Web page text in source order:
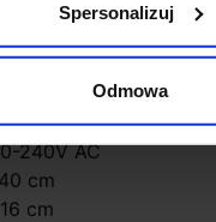
Spersonalizuj
Odmowa
240V AC
cm
cm